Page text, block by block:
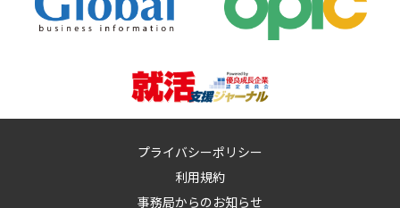
プライバシーポリシー
利用規約
事務局からのお知らせ